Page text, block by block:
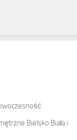
Bielsko Biała i